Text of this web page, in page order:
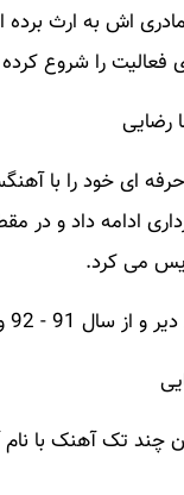
را شروع
رضایی
ای خود را با
ادامه داد و در
می کرد.
وارد خوانندگی شد.
چند تک آهنک با نام